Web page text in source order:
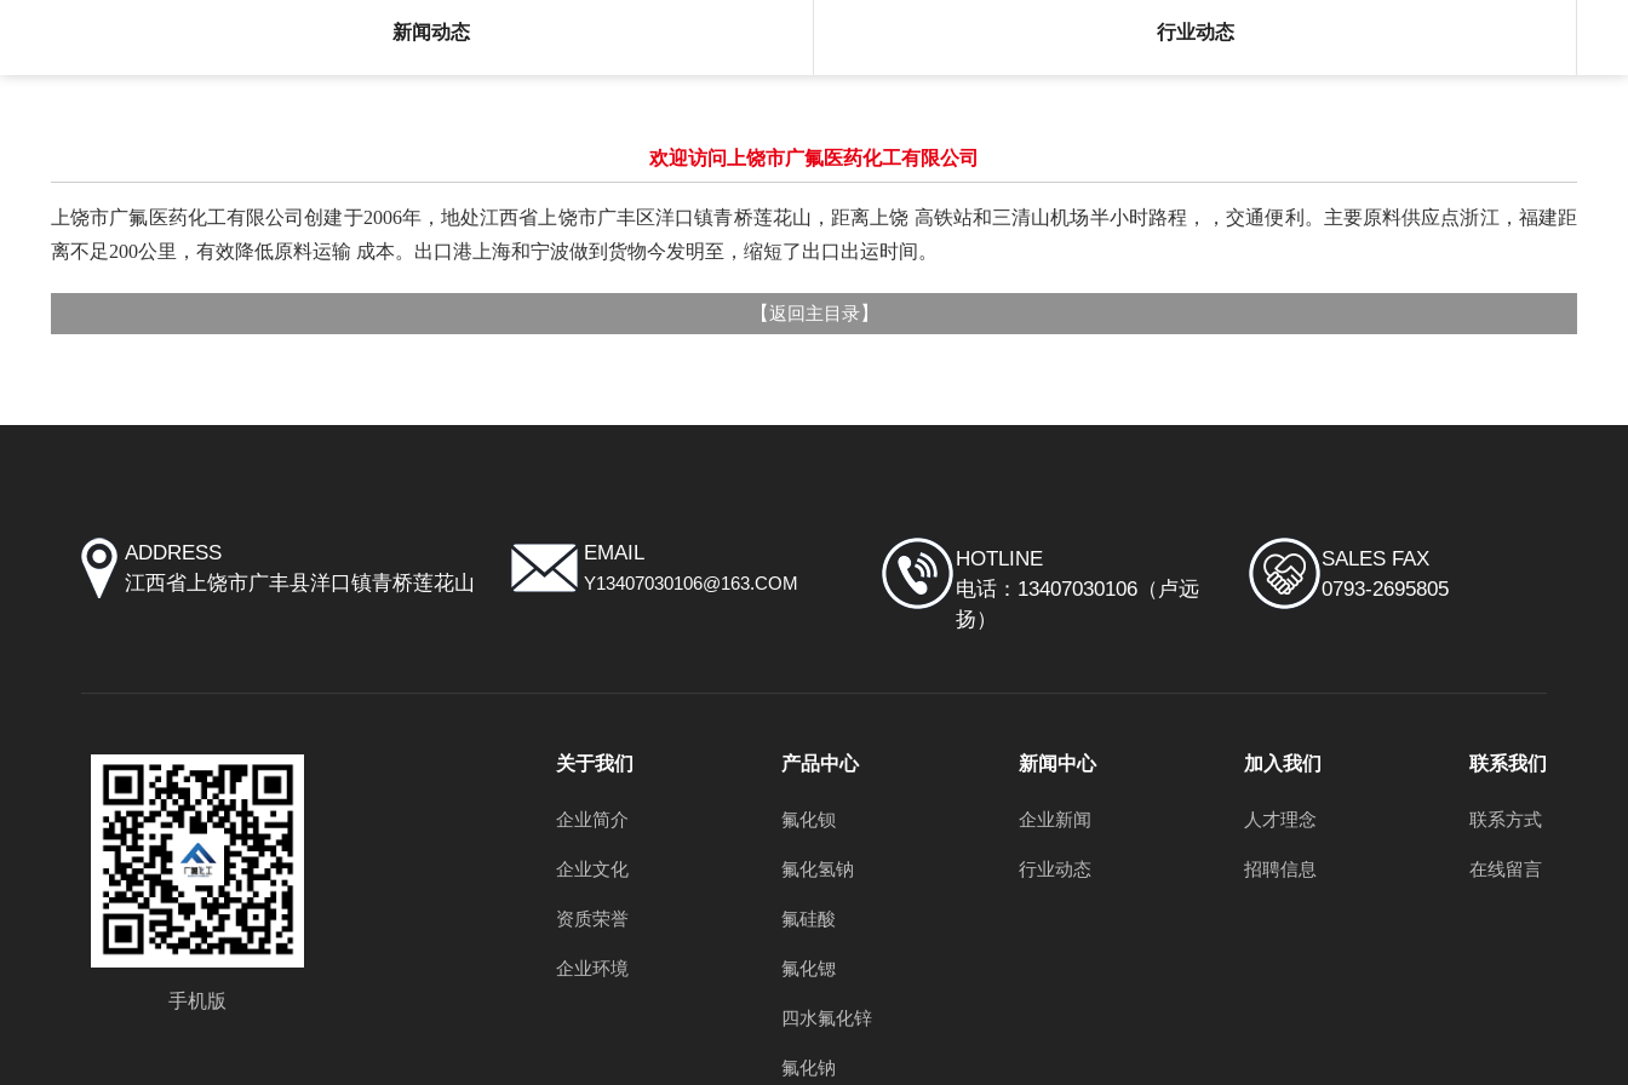
新闻动态 行业动态
欢迎访问上饶市广氟医药化工有限公司
上饶市广氟医药化工有限公司创建于2006年，地处江西省上饶市广丰区洋口镇青桥莲花山，距离上饶 高铁站和三清山机场半小时路程，，交通便利。主要原料供应点浙江，福建距
离不足200公里，有效降低原料运输 成本。出口港上海和宁波做到货物今发明至，缩短了出口出运时间。
【返回主目录】
ADDRESS
江西省上饶市广丰县洋口镇青桥莲花山
EMAIL
Y13407030106@163.COM
HOTLINE
电话：13407030106（卢远
扬）
SALES FAX
0793-2695805
手机版
关于我们
企业简介
企业文化
资质荣誉
企业环境
产品中心
氟化钡
氟化氢钠
氟硅酸
氟化锶
四水氟化锌
氟化钠
新闻中心
企业新闻
行业动态
加入我们
人才理念
招聘信息
联系我们
联系方式
在线留言